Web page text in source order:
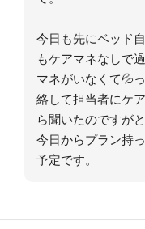
今日も先にベッド
もケアマネなしで
マネがいなくて💦
絡して担当者にケ
ら聞いたのですが
今日からプラン持
予定です。